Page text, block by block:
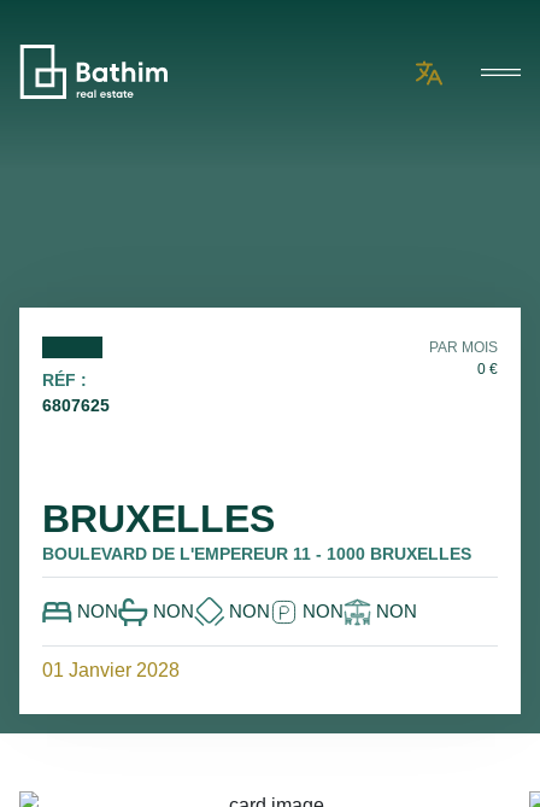
RÉF :
6807625
PAR MOIS
0 €
BRUXELLES
BOULEVARD DE L'EMPEREUR 11 - 1000 BRUXELLES
NON NON NON NON NON
01 Janvier 2028